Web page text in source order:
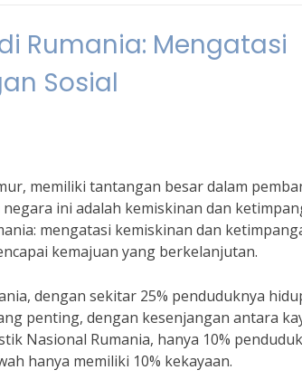
Rumania: Mengatasi
Sosial
memiliki tantangan besar dalam
ini adalah kemiskinan dan
mengatasi kemiskinan dan
kemajuan yang berkelanjutan.
dengan sekitar 25% penduduknya
penting, dengan kesenjangan antara
Nasional Rumania, hanya 10%
hanya memiliki 10% kekayaan.